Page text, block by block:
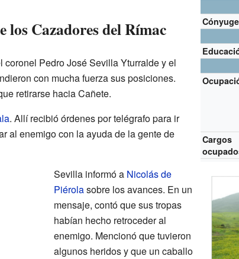
Cónyuge
Cargos
los Cazadores del Rímac
coronel Pedro José Sevilla Yturralde y el
con mucha fuerza sus posiciones.
retirarse hacia Cañete.
. Allí recibió órdenes por telégrafo para ir
al enemigo con la ayuda de la gente de
Sevilla informó a Nicolás de
Piérolasobre los avances. En un
mensaje, contó que sus tropas
habían hecho retroceder al
enemigo. Mencionó que tuvieron
algunos heridos y que un caballo